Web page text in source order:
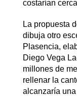
costarían
La propuesta
dibuja otro
Plasencia,
Diego Vega
millones de
rellenar la
alcanzaría